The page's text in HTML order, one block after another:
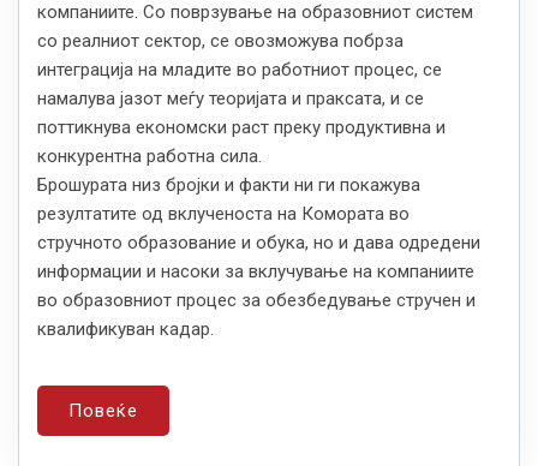
компаниите. Со поврзување на образовниот систем
со реалниот сектор, се овозможува побрза
интеграција на младите во работниот процес, се
намалува јазот меѓу теоријата и праксата, и се
поттикнува економски раст преку продуктивна и
конкурентна работна сила.
Брошурата низ бројки и факти ни ги покажува
резултатите од вклученоста на Комората во
стручното образование и обука, но и дава одредени
информации и насоки за вклучување на компаниите
во образовниот процес за обезбедување стручен и
квалификуван кадар.
Повеќе